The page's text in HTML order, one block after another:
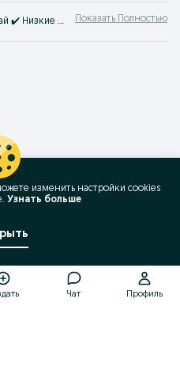
Купить товары для строительства Абай ✔️ Низкие цены на товары для ремонта ⚡ Выбирайте все для строительства дешевле на OLX.kz! Показать Полностью
Чат Профиль
изменить настройки cookies
Узнать больше